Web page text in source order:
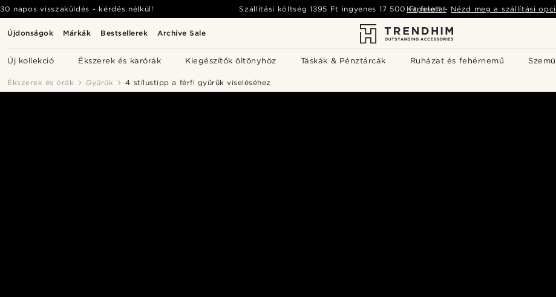
Újdonságok Márkák Bestsellerek Archive Sale
Új kollekció Ékszerek és karórák Kiegészítők öltönyhöz Táskák & Pénztárcák Ruházat és fehérnemű
30 napos visszaküldés - kérdés nélkül! Szállítási költség1395 Ft ingyenes 17 500 Ft felett- Nézd meg a szállítási
Kapcsolat
Ékszerek és órák Gyűrűk 4 stílustipp a férfi gyűrűk viseléséhez